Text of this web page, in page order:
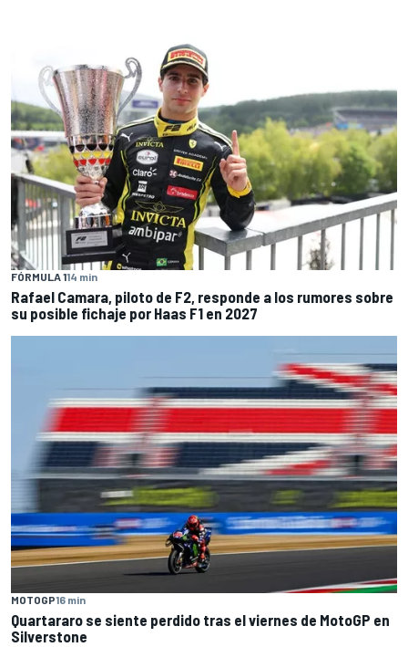
FÓRMULA 114 min
Rafael Camara, piloto de F2, responde a los rumores sobre
su posible fichaje por Haas F1 en 2027
MOTOGP16 min
Quartararo se siente perdido tras el viernes de MotoGP en
Silverstone